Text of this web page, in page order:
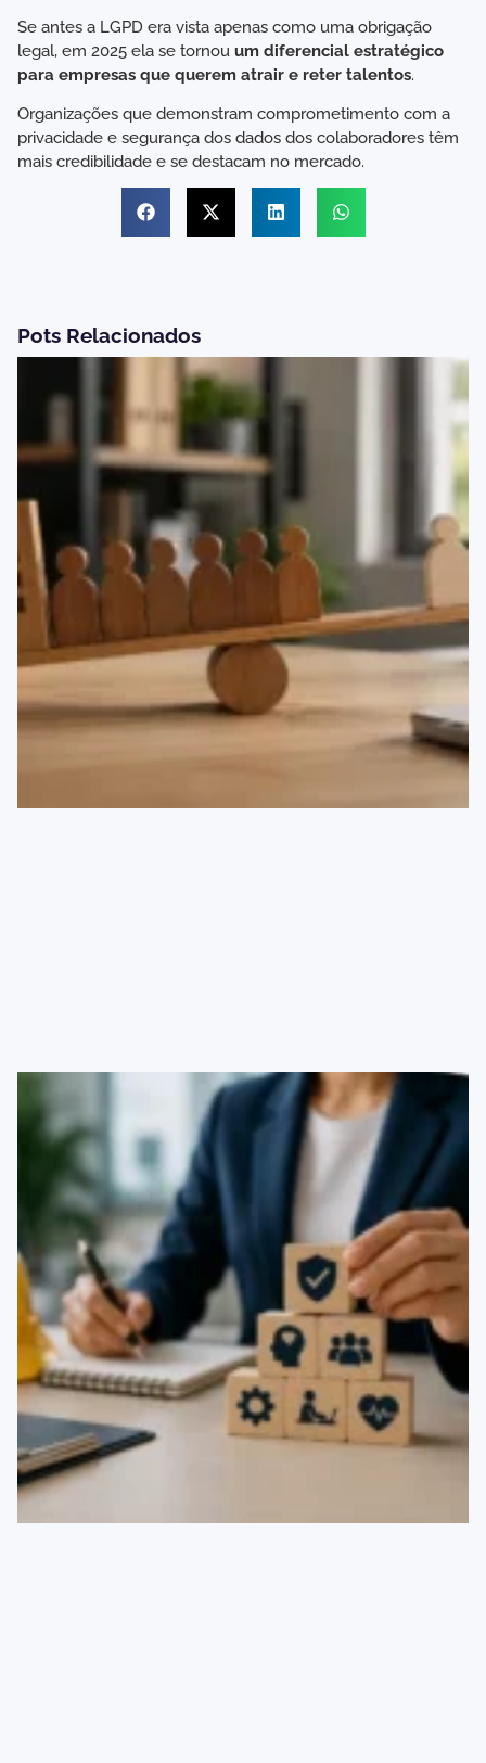
Se antes a LGPD era vista apenas como uma obrigação
legal, em 2025 ela se tornou um diferencial estratégico
para empresas que querem atrair e reter talentos.
Organizações que demonstram comprometimento com a
privacidade e segurança dos dados dos colaboradores têm
mais credibilidade e se destacam no mercado.
Pots Relacionados